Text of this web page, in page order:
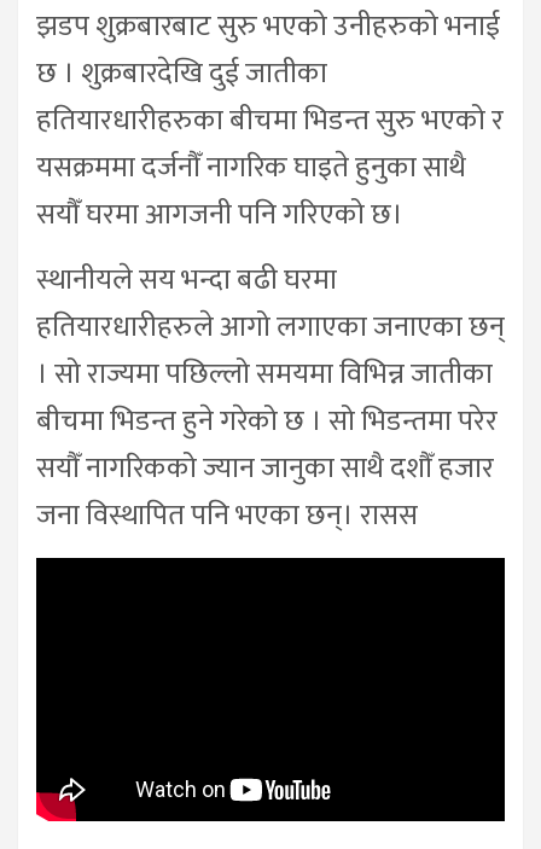
झडप शुक्रबारबाट सुरु भएको उनीहरुको भनाई
छ । शुक्रबारदेखि दुई जातीका
हतियारधारीहरुका बीचमा भिडन्त सुरु भएको र
यसक्रममा दर्जनौँ नागरिक घाइते हुनुका साथै
सयौँ घरमा आगजनी पनि गरिएको छ।
स्थानीयले सय भन्दा बढी घरमा
हतियारधारीहरुले आगो लगाएका जनाएका छन्
। सो राज्यमा पछिल्लो समयमा विभिन्न जातीका
बीचमा भिडन्त हुने गरेको छ । सो भिडन्तमा परेर
सयौँ नागरिकको ज्यान जानुका साथै दशौँ हजार
जना विस्थापित पनि भएका छन्। रासस